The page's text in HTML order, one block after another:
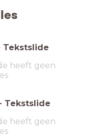
Tekstslide
heeft geen
Tekstslide
heeft geen